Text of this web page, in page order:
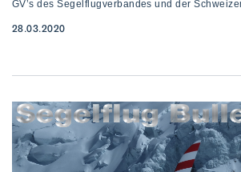
GV’s des Segelflugverbandes und der
28.03.2020